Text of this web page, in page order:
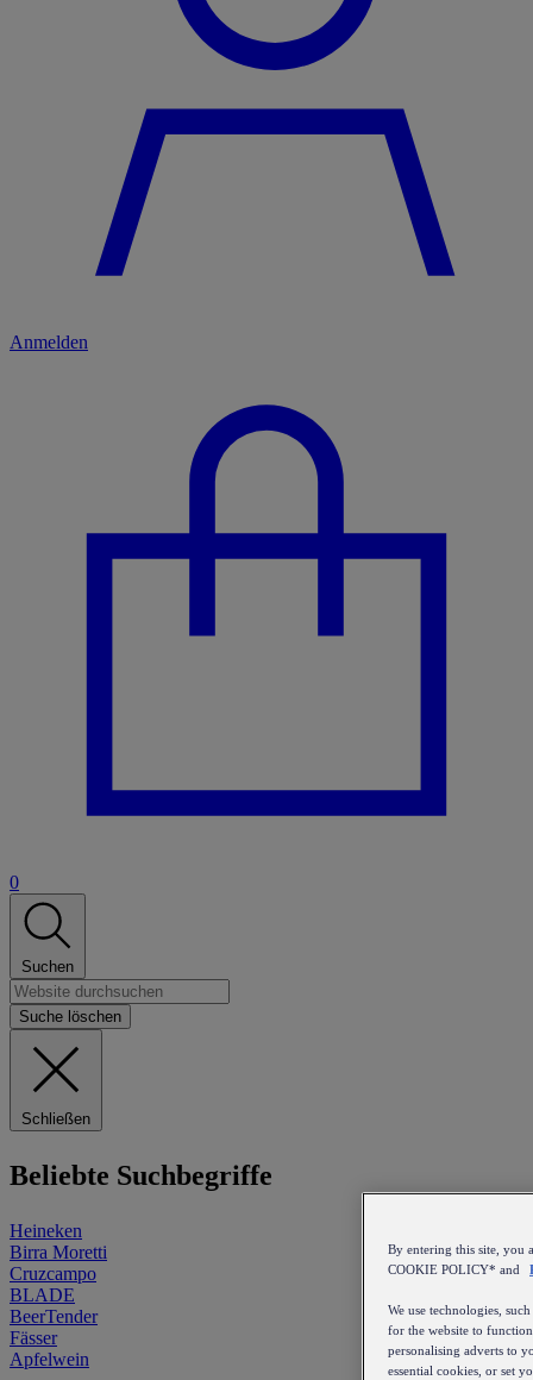
Anmelden
0
Suchen
Suche löschen
Schließen
Beliebte Suchbegriffe
Heineken
Birra Moretti
Cruzcampo
BLADE
BeerTender
Fässer
Apfelwein
By entering this site, you
COOKIE POLICY* and
We use technologies,
for the website to
personalising adverts to
essential cookies, or set